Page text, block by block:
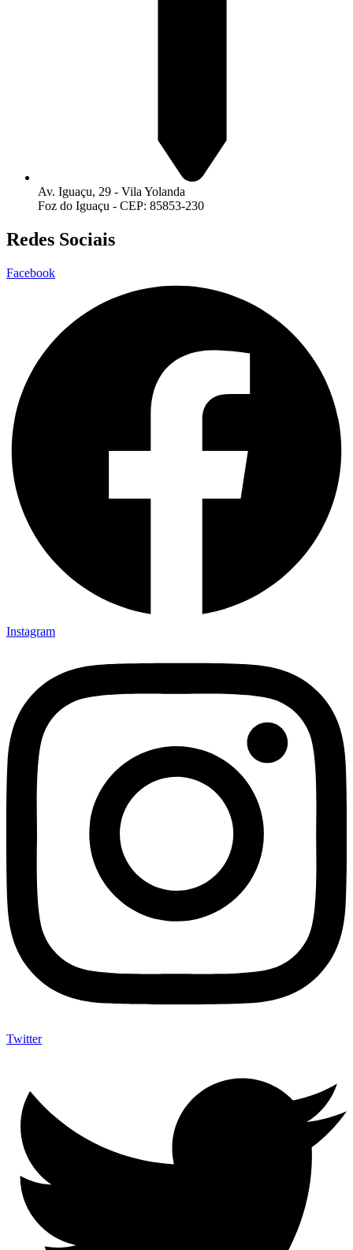
Av. Iguaçu, 29 - Vila Yolanda
Foz do Iguaçu - CEP: 85853-230
Redes Sociais
Facebook
Instagram
Twitter